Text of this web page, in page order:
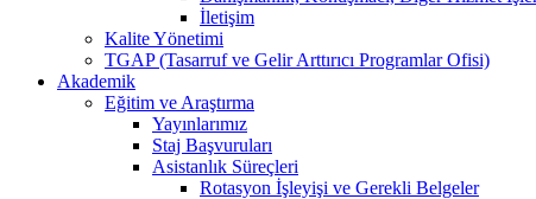
İletişim
Kalite Yönetimi
TGAP (Tasarruf ve Gelir Arttırıcı Programlar Ofisi)
Akademik
Eğitim ve Araştırma
Yayınlarımız
Staj Başvuruları
Asistanlık Süreçleri
Rotasyon İşleyişi ve Gerekli Belgeler